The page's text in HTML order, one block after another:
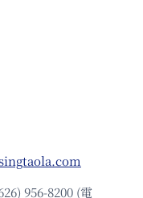
956-8200 (電